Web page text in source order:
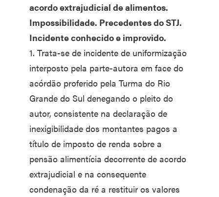
acordo extrajudicial de alimentos.
Impossibilidade. Precedentes do STJ.
Incidente conhecido e improvido.
1. Trata-se de incidente de uniformização
interposto pela parte-autora em face do
acórdão proferido pela Turma do Rio
Grande do Sul denegando o pleito do
autor, consistente na declaração de
inexigibilidade dos montantes pagos a
título de imposto de renda sobre a
pensão alimentícia decorrente de acordo
extrajudicial e na consequente
condenação da ré a restituir os valores